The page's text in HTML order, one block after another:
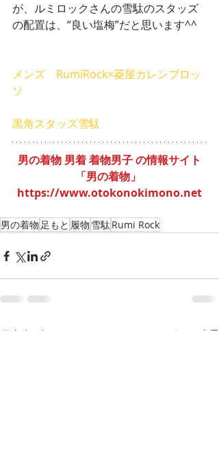
が、ルミロックさんの雪駄のスタッズ
の配置は、“良い塩梅”だと思います^^
メンズ　RumiRock×菱屋カレンブロッ
ソ
黒角スタッズ雪駄
男の着物 男着 着物男子 の情報サイト
「男の着物」
https://www.otokonokimono.net
男の着物 足もと 履物 雪駄 Rumi Rock
最新記事 すべて表示